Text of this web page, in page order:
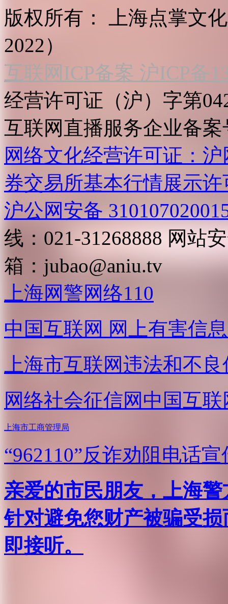
版权所有：
上海点掌文
2022）
互联网ICP备案 沪ICP备
经营许可证（沪）字第
互联网直播服务企业备案
网络文化经营许可证：
券交易所基本行情展示许
沪公网安备
线：021-31268888 网站
箱： jubao@aniu.tv
上海网警网络110
中国互联网 网上有害信
上海市互联网违法和不
网络社会征信网 中国互
上海市工商管理局
“962110”反诈劝阻电话宣
亲爱的市民朋友，上海
针对避免您财产被骗受
即接听。